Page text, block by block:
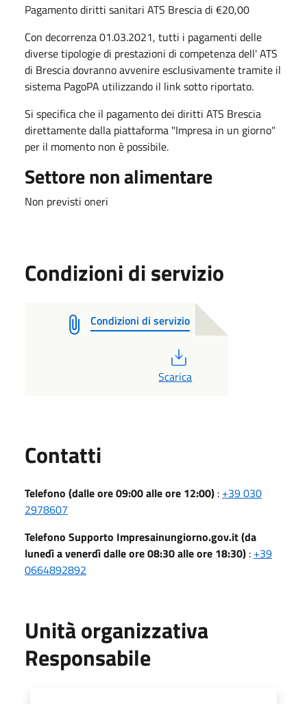
Pagamento diritti sanitari ATS Brescia di €20,00
Con decorrenza 01.03.2021, tutti i pagamenti delle
diverse tipologie di prestazioni di competenza dell' ATS
di Brescia dovranno avvenire esclusivamente tramite il
sistema PagoPA utilizzando il link sotto riportato.
Si specifica che il pagamento dei diritti ATS Brescia
direttamente dalla piattaforma "Impresa in un giorno"
per il momento non è possibile.
Settore non alimentare
Non previsti oneri
Condizioni di servizio
Condizioni di servizio
Scarica
Contatti
Telefono (dalle ore 09:00 alle ore 12:00) : +39 030
2978607
Telefono Supporto Impresainungiorno.gov.it (da
lunedì a venerdì dalle ore 08:30 alle ore 18:30) : +39
0664892892
Unità organizzativa
Responsabile